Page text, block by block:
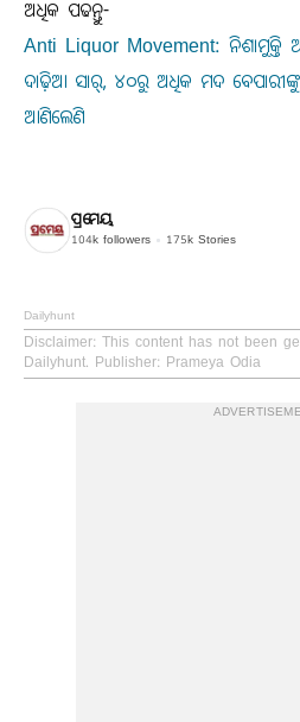
ଅଧିକ ପଢନ୍ତୁ-
Anti Liquor Movement: ନିଶାମୁକ୍ତି
ଦାଢ଼ିଆ ସାର୍, ୪୦ରୁ ଅଧିକ ମଦ ବେପାରୀଙ୍କୁ
ଆଣିଲେଣି
ପ୍ରମେୟ
104k followers 175k Stories
Dailyhunt
Disclaimer: This content has not been
Dailyhunt. Publisher: Prameya Odia